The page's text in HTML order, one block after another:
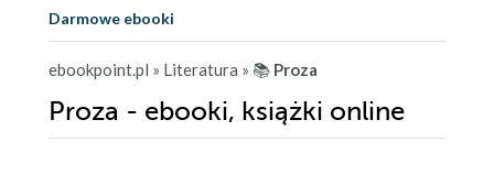
Darmowe ebooki
ebookpoint.pl » Literatura » 📚 Proza
Proza - ebooki, książki online